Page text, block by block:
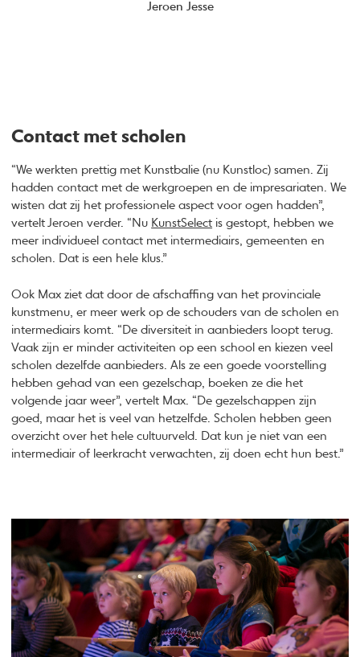
Jeroen Jesse
Contact met scholen
“We werkten prettig met Kunstbalie (nu Kunstloc) samen. Zij
hadden contact met de werkgroepen en de impresariaten. We
wisten dat zij het professionele aspect voor ogen hadden”,
vertelt Jeroen verder. “Nu KunstSelect is gestopt, hebben we
meer individueel contact met intermediairs, gemeenten en
scholen. Dat is een hele klus.”
Ook Max ziet dat door de afschaffing van het provinciale
kunstmenu, er meer werk op de schouders van de scholen en
intermediairs komt. “De diversiteit in aanbieders loopt terug.
Vaak zijn er minder activiteiten op een school en kiezen veel
scholen dezelfde aanbieders. Als ze een goede voorstelling
hebben gehad van een gezelschap, boeken ze die het
volgende jaar weer”, vertelt Max. “De gezelschappen zijn
goed, maar het is veel van hetzelfde. Scholen hebben geen
overzicht over het hele cultuurveld. Dat kun je niet van een
intermediair of leerkracht verwachten, zij doen echt hun best.”